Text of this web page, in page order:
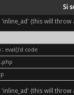
Si
(this will throw
eval()'d code
(this will throw